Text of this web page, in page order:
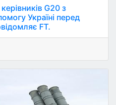
G20 з
Україні перед
FT.